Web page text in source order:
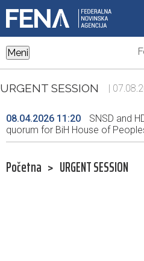
Meni
URGENT SESSION |
08.04.2026 11:20
SNSD and
quorum for BiH House of
Početna > URGENT SESSION